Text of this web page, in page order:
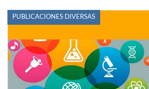
PUBLICACIONES DIVERSAS